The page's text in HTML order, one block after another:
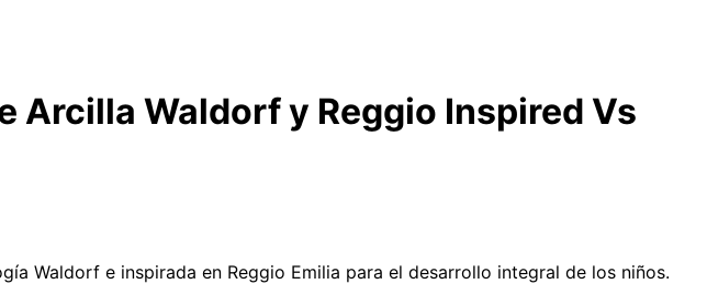
Waldorf y Reggio Inspired Vs
Waldorf e inspirada en Reggio Emilia para el desarrollo integral de los niños.